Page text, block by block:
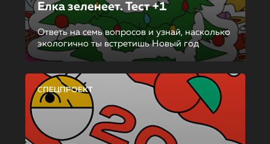
Елка зеленеет. Тест +1
Ответь на семь вопросов и узнай, насколько
экологично ты встретишь Новый год
СПЕЦПРОЕКТ